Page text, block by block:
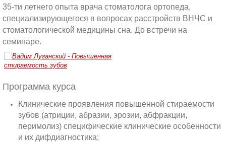
35-ти летнего опыта врача стоматолога ортопеда,
специализирующегося в вопросах расстройств ВНЧС и
стоматологической медицины сна. До встречи на
семинаре.
Программа курса
Клинические проявления повышенной стираемости
зубов (атриции, абразии, эрозии, абфракции,
перимолиз) специфические клинические особенности
и их дифдиагностика;